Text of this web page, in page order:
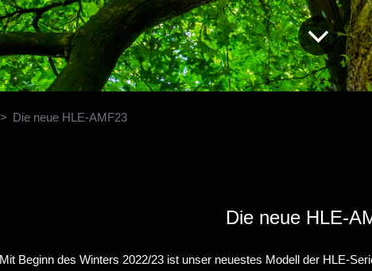
Die neue HLE-AMF23
Die neue HLE-
Mit Beginn des Winters 2022/23 ist unser neuestes Modell der HLE-